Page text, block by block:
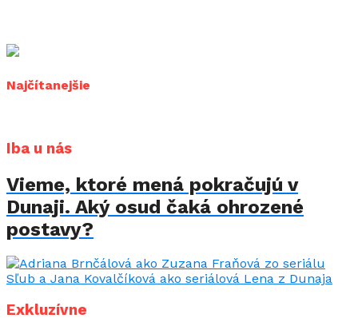
Najčítanejšie
Iba u nás
Vieme, ktoré mená pokračujú v
Dunaji. Aký osud čaká ohrozené
postavy?
Exkluzívne